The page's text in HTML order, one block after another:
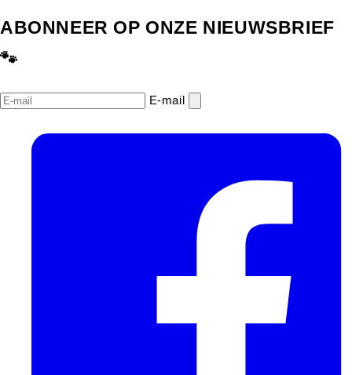
ABONNEER OP ONZE NIEUWSBRIEF
🐾
E‑mail